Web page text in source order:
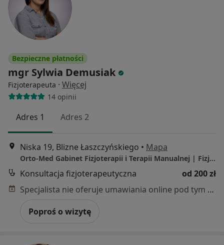
Bezpieczne płatności
mgr Sylwia Demusiak
Fizjoterapeuta · Więcej
14 opinii
Adres 1 Adres 2
Niska 19, Blizne Łaszczyńskiego • Mapa
Orto-Med Gabinet Fizjoterapii i Terapii Manualnej | Fizjoterapia Dzieci i Noworodków | Fizjoterapia Dorosłych| Leczenie bólu | Osteopatia |
Konsultacja fizjoterapeutyczna
od 200 zł
Specjalista nie oferuje umawiania online pod tym adresem.
Poproś o wizytę